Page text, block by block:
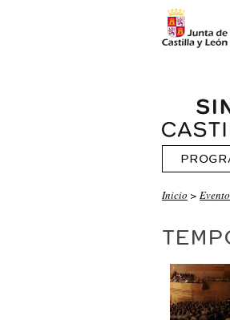
O
Q
U
E
S
Inicio >